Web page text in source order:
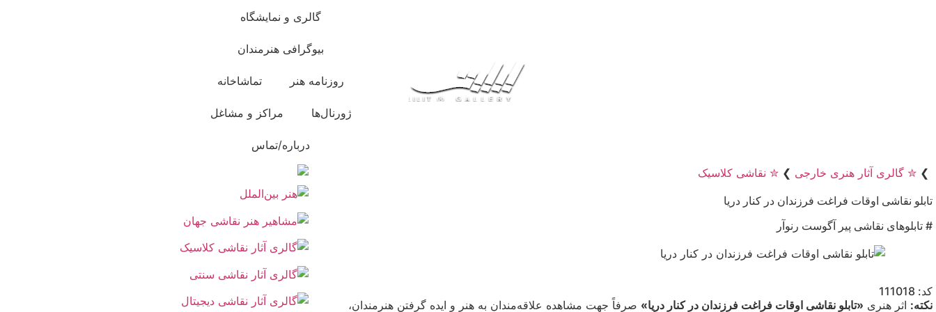
گالری و نمایشگاه
بیوگرافی هنرمندان
روزنامه هنر تماشاخانه
ژورنال‌ها مراکز و مشاغل
درباره/تماس
❯ ✮ گالری آثار هنری خارجی ❯ ✮ نقاشی کلاسیک
تابلو نقاشی اوقات فراغت فرزندان در کنار دریا
# تابلوهای نقاشی پیر آگوست رنوآر
کد: 111018
نکته: اثر هنری «تابلو نقاشی اوقات فراغت فرزندان در کنار دریا» صرفاً جهت مشاهده علاقه‌مندان به هنر و ایده گرفتن هنرمندان،